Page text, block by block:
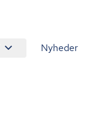
Nyheder